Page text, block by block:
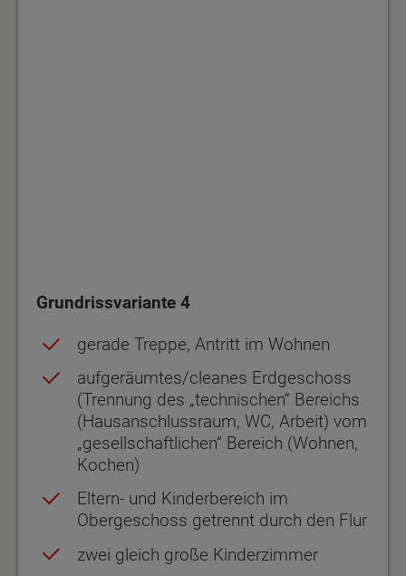
Grundrissvariante 4
gerade Treppe, Antritt im Wohnen
aufgeräumtes/cleanes Erdgeschoss
(Trennung des „technischen“ Bereichs
(Hausanschlussraum, WC, Arbeit) vom
„gesellschaftlichen“ Bereich (Wohnen,
Kochen)
Eltern- und Kinderbereich im
Obergeschoss getrennt durch den Flur
zwei gleich große Kinderzimmer